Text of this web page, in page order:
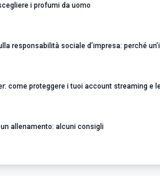
i profumi da uomo
responsabilità sociale d’impresa: perché
come proteggere i tuoi account streaming e
allenamento: alcuni consigli